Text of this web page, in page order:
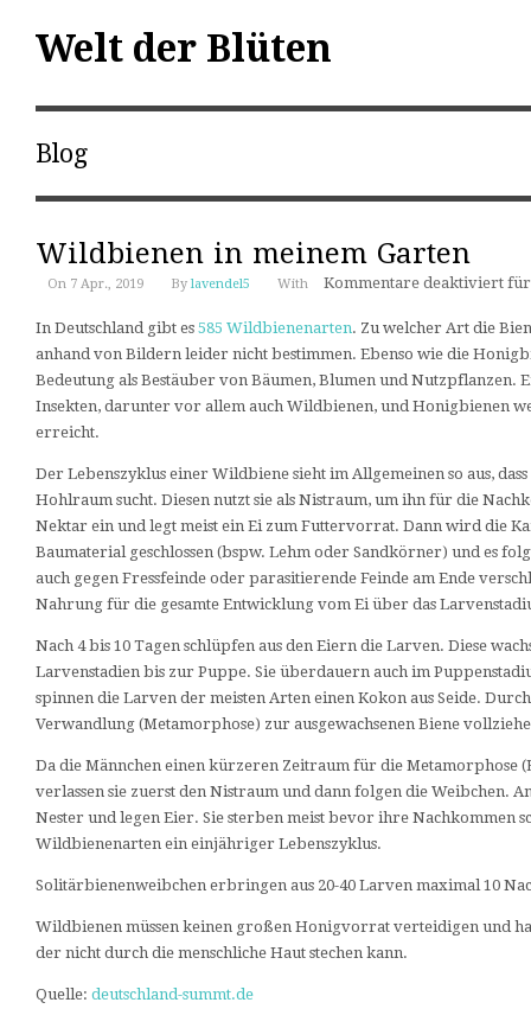
Welt der Blüten
Blog
Wildbienen in meinem Garten
On 7 Apr., 2019 By lavendel5 With Kommentare deaktiviert für
In Deutschland gibt es 585 Wildbienenarten. Zu welcher Art die
anhand von Bildern leider nicht bestimmen. Ebenso wie die
Bedeutung als Bestäuber von Bäumen, Blumen und Nutzpflanzen.
Insekten, darunter vor allem auch Wildbienen, und Honigbienen
erreicht.
Der Lebenszyklus einer Wildbiene sieht im Allgemeinen so aus,
Hohlraum sucht. Diesen nutzt sie als Nistraum, um ihn für die
Nektar ein und legt meist ein Ei zum Futtervorrat. Dann wird die
Baumaterial geschlossen (bspw. Lehm oder Sandkörner) und es
auch gegen Fressfeinde oder parasitierende Feinde am Ende
Nahrung für die gesamte Entwicklung vom Ei über das
Nach 4 bis 10 Tagen schlüpfen aus den Eiern die Larven. Diese
Larvenstadien bis zur Puppe. Sie überdauern auch im
spinnen die Larven der meisten Arten einen Kokon aus Seide.
Verwandlung (Metamorphose) zur ausgewachsenen Biene
Da die Männchen einen kürzeren Zeitraum für die
verlassen sie zuerst den Nistraum und dann folgen die Weibchen.
Nester und legen Eier. Sie sterben meist bevor ihre Nachkommen
Wildbienenarten ein einjähriger Lebenszyklus.
Solitärbienenweibchen erbringen aus 20-40 Larven maximal 10
Wildbienen müssen keinen großen Honigvorrat verteidigen und
der nicht durch die menschliche Haut stechen kann.
Quelle: deutschland-summt.de